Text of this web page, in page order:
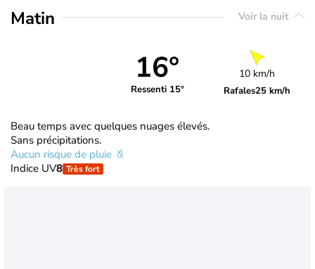
Matin Voir la nuit
16°
Ressenti 15°
10 km/h
Rafales25 km/h
Beau temps avec quelques nuages élevés.
Sans précipitations.
Aucun risque de pluie
Indice UV8 Très fort